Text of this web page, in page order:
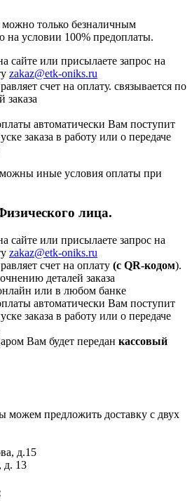
можно только безналичным
на условии 100% предоплаты.
сайте или присылаете запрос на
zakaz@etk-oniks.ru
счет на оплату. связывается по
заказа
автоматически Вам поступит
заказа в работу или о передаче
иные условия оплаты при
лица.
сайте или присылаете запрос на
zakaz@etk-oniks.ru
счет на оплату (с QR-кодом).
деталей заказа
или в любом банке
автоматически Вам поступит
заказа в работу или о передаче
Вам будет передан кассовый
можем предложить доставку с двух
д.15
д. 13